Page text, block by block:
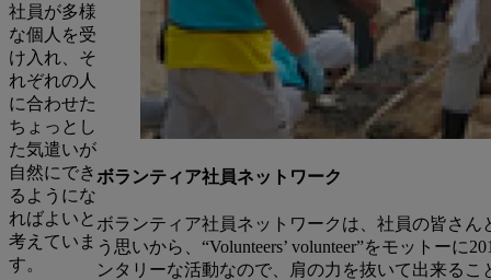
社員が多様
な個人を受
け入れ、そ
れぞれの人
に合わせた
ちょっとし
た気遣いが
自然にでき
るようにな
ればよいと
考えていま
す。
ボランティア社員ネットワーク
ボランティア社員ネットワークは、社員の皆さ
う思いから、“Volunteers’ volunteer”をモットー
ンタリーな活動なので、肩の力を抜いて出来る